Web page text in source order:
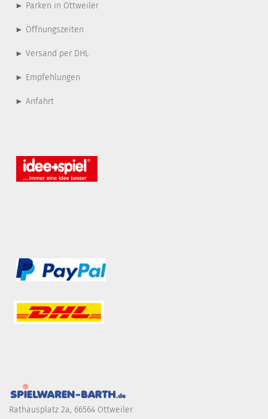
► Parken in Ottweiler
► Öffnungszeiten
► Versand per DHL
► Empfehlungen
► Anfahrt
Rathausplatz 2a, 66564 Ottweiler